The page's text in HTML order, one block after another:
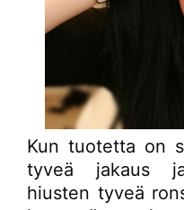
Kun tuotetta on
tyveä jakaus
hiusten tyveä